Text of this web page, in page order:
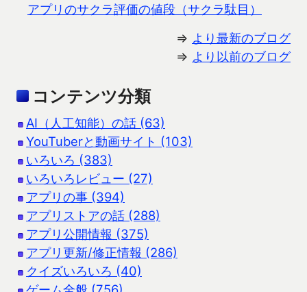
アプリのサクラ評価の値段（サクラ駄目）
⇒ より最新のブログ
⇒ より以前のブログ
コンテンツ分類
AI（人工知能）の話 (63)
YouTuberと動画サイト (103)
いろいろ (383)
いろいろレビュー (27)
アプリの事 (394)
アプリストアの話 (288)
アプリ公開情報 (375)
アプリ更新/修正情報 (286)
クイズいろいろ (40)